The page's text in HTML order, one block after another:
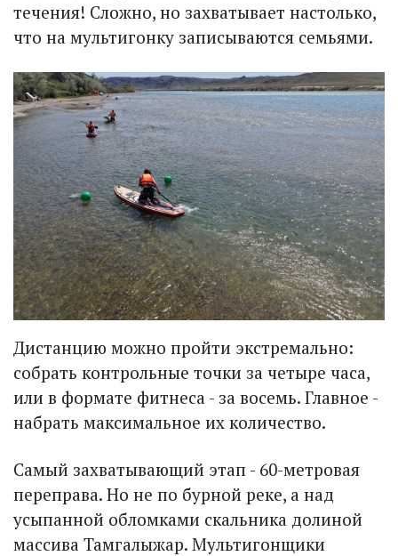
течения! Сложно, но захватывает настолько,
что на мультигонку записываются семьями.
Дистанцию можно пройти экстремально:
собрать контрольные точки за четыре часа,
или в формате фитнеса - за восемь. Главное -
набрать максимальное их количество.
Самый захватывающий этап - 60-метровая
переправа. Но не по бурной реке, а над
усыпанной обломками скальника долиной
массива Тамгалыжар. Мультигонщики